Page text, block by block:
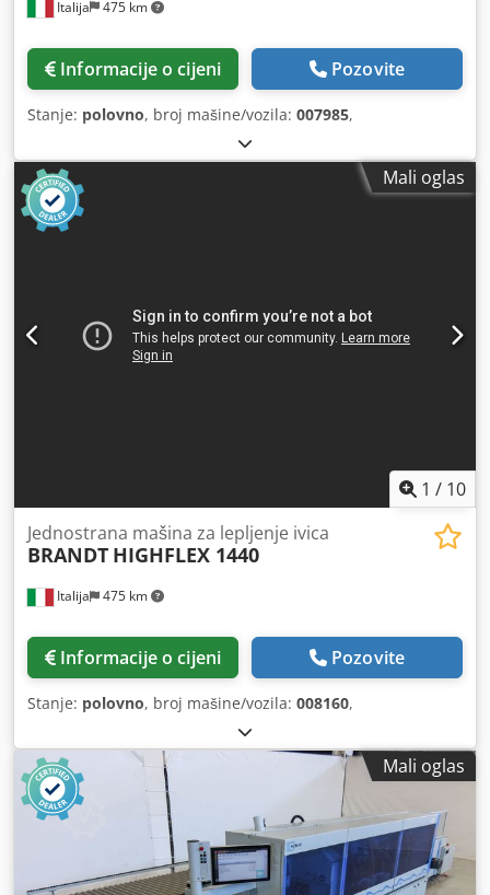
Italija 475 km
Informacije o cijeni Pozovite
Stanje: polovno, broj mašine/vozila: 007985,
Mali oglas
1 / 10
Italija 475 km
Jednostrana mašina za lepljenje ivica
BRANDT HIGHFLEX 1440
Informacije o cijeni Pozovite
Stanje: polovno, broj mašine/vozila: 008160,
Mali oglas